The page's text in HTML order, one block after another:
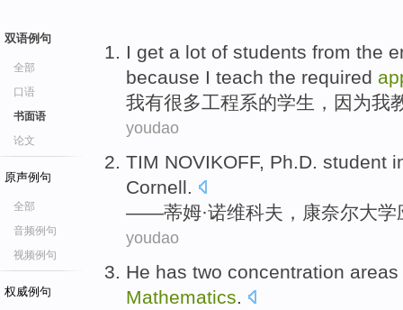
双语例句
全部
口语
书面语
论文
原声例句
全部
音频例句
视频例句
权威例句
I get a lot of students from the
because I teach the required
我有很多工程系的学生 ， 因为我
youdao
TIM NOVIKOFF, Ph.D. student
Cornell.
——蒂姆·诺维科夫，康奈尔大学
youdao
He has two concentration areas
Mathematics